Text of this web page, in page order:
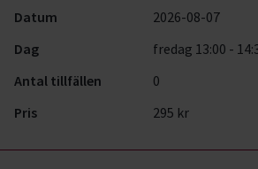
Datum
2026-08-07
Dag
fredag 13:00 -
Antal tillfällen
0
Pris
295 kr